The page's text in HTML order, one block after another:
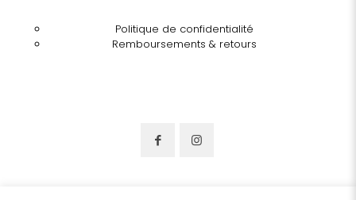
Politique de confidentialité
Remboursements & retours